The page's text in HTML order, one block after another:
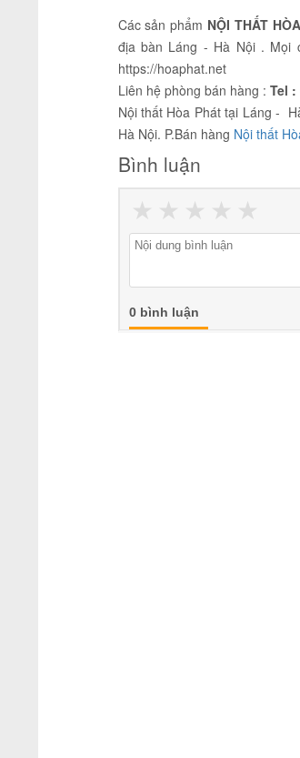
Các sản phẩm NỘI THẤT
địa bàn Láng - Hà Nội . Mọi
https://hoaphat.net
Liên hệ phòng bán hàng : Tel :
Nội thất Hòa Phát tại Láng -
Hà Nội. P.Bán hàng Nội thất
Bình luận
★
★
★
★
★
0 bình luận